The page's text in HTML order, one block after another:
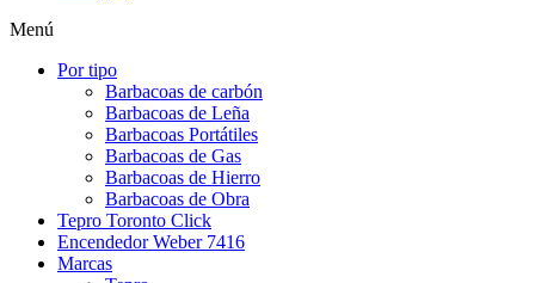
Menú
Por tipo
Barbacoas de carbón
Barbacoas de Leña
Barbacoas Portátiles
Barbacoas de Gas
Barbacoas de Hierro
Barbacoas de Obra
Tepro Toronto Click
Encendedor Weber 7416
Marcas